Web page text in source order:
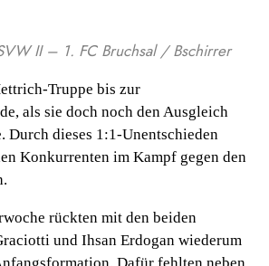
II – 1. FC Bruchsal / Bschirrer
Truppe bis zur
als sie doch noch den Ausgleich
Durch dieses 1:1-Unentschieden
Konkurrenten im Kampf gegen den
rückten mit den beiden
und Ihsan Erdogan wiederum